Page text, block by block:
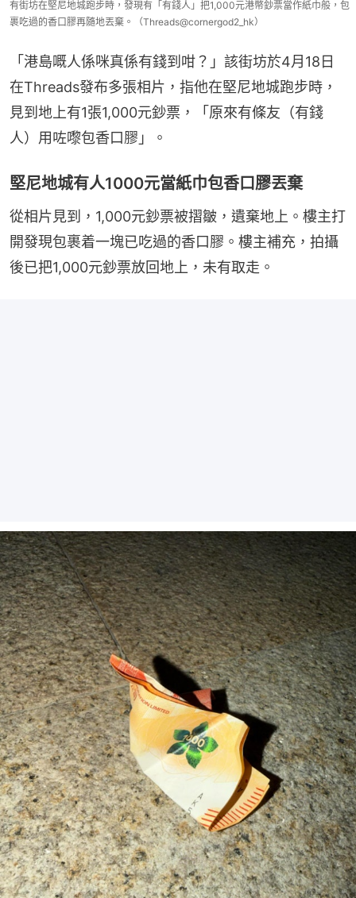
有街坊在堅尼地城跑步時，發現有「有錢人」把1,000元港幣鈔票當作紙巾般，包
裹吃過的香口膠再隨地丟棄。（Threads@cornergod2_hk）
「港島嘅人係咪真係有錢到咁？」該街坊於4月18日
在Threads發布多張相片，指他在堅尼地城跑步時，
見到地上有1張1,000元鈔票，「原來有條友（有錢
人）用咗嚟包香口膠」。
堅尼地城有人1000元當紙巾包香口膠丟棄
從相片見到，1,000元鈔票被摺皺，遺棄地上。樓主打
開發現包裹着一塊已吃過的香口膠。樓主補充，拍攝
後已把1,000元鈔票放回地上，未有取走。